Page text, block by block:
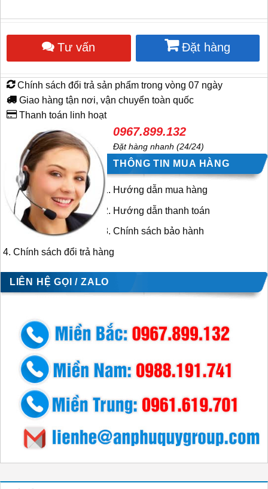
45
Tư vấn Đặt hàng
Chính sách đổi trả sản phẩm trong vòng 07 ngày
Giao hàng tận nơi, vận chuyển toàn quốc
Thanh toán linh hoạt
0967.899.132
Đặt hàng nhanh (24/24)
THÔNG TIN MUA HÀNG
Hướng dẫn mua hàng
Hướng dẫn thanh toán
Chính sách bảo hành
Chính sách đổi trả hàng
LIÊN HỆ GỌI / ZALO